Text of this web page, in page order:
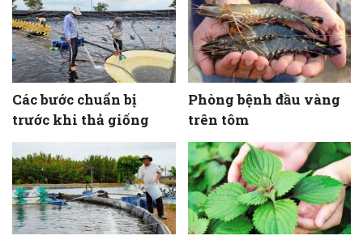
Các bước chuẩn bị
trước khi thả giống
Phòng bệnh đầu vàng
trên tôm